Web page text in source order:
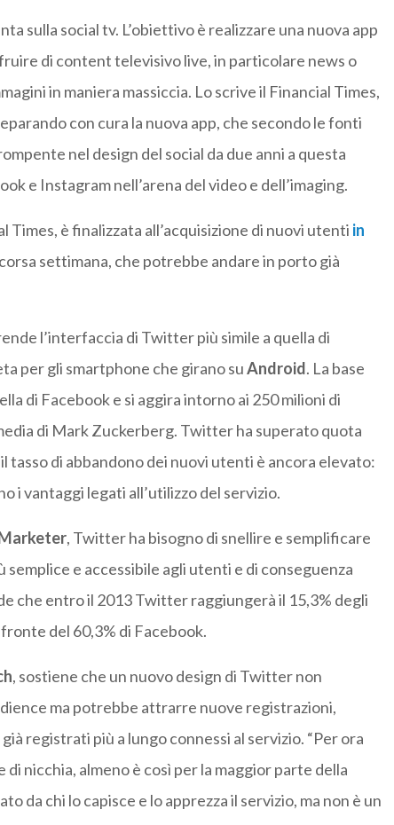
sulla social tv. L’obiettivo è realizzare una nuova app
di content televisivo live, in particolare news o
in maniera massiccia. Lo scrive il Financial Times,
con cura la nuova app, che secondo le fonti
nel design del social da due anni a questa
e Instagram nell’arena del video e dell’imaging.
Times, è finalizzata all’acquisizione di nuovi utenti in
settimana, che potrebbe andare in porto già
l’interfaccia di Twitter più simile a quella di
per gli smartphone che girano suAndroid. La base
di Facebook e si aggira intorno ai 250 milioni di
di Mark Zuckerberg. Twitter ha superato quota
tasso di abbandono dei nuovi utenti è ancora elevato:
i vantaggi legati all’utilizzo del servizio.
, Twitter ha bisogno di snellire e semplificare
e accessibile agli utenti e di conseguenza
che entro il 2013 Twitter raggiungerà il 15,3% degli
del 60,3% di Facebook.
, sostiene che un nuovo design di Twitter non
ma potrebbe attrarre nuove registrazioni,
registrati più a lungo connessi al servizio. “Per ora
nicchia, almeno è così per la maggior parte della
da chi lo capisce e lo apprezza il servizio, ma non è un